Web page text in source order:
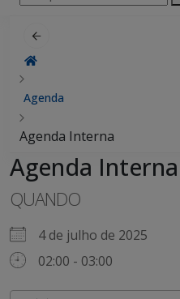
por:
Agenda
Agenda Interna
Agenda Interna
QUANDO
4 de julho de 2025
02:00 - 03:00